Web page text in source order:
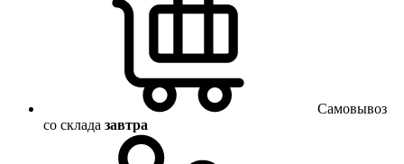
Самовывоз
со склада завтра